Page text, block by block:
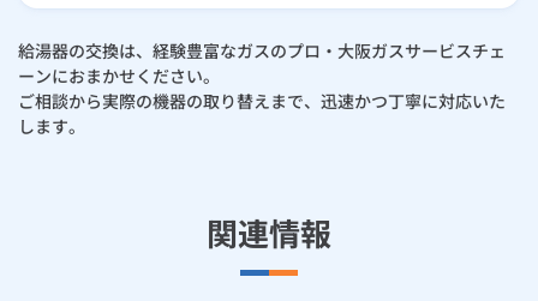
給湯器の交換は、経験豊富なガスのプロ・大阪ガスサービスチェ
ーンにおまかせください。
ご相談から実際の機器の取り替えまで、迅速かつ丁寧に対応いた
します。
関連情報